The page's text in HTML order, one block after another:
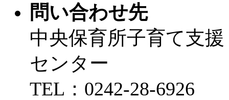
問い合わせ先
中央保育所子育て支援
センター
TEL：0242-28-6926